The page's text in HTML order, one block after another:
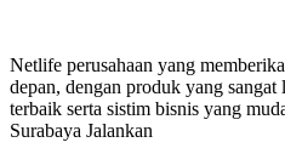
Netlife perusahaan yang
depan, dengan produk yang
terbaik serta sistim bisnis yang
Surabaya Jalankan